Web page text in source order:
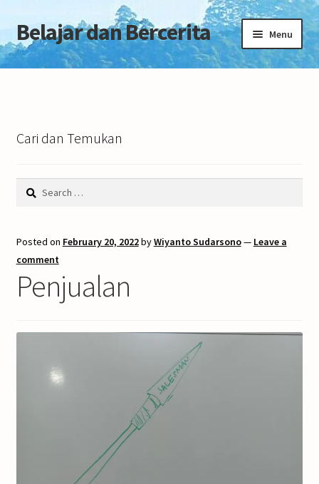
Skip
to
navigation
Skip
to
Belajar dan Bercerita Menu
Home
Cari dan Temukan
Search
Posted on February 20, 2022byWiyanto Sudarsono— Leave a
comment
Penjualan